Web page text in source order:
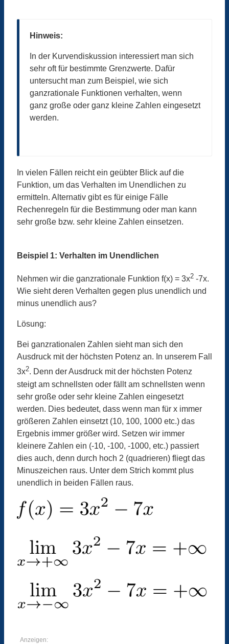
Hinweis:
In der Kurvendiskussion interessiert man sich
sehr oft für bestimmte Grenzwerte. Dafür
untersucht man zum Beispiel, wie sich
ganzrationale Funktionen verhalten, wenn
ganz große oder ganz kleine Zahlen eingesetzt
werden.
In vielen Fällen reicht ein geübter Blick auf die
Funktion, um das Verhalten im Unendlichen zu
ermitteln. Alternativ gibt es für einige Fälle
Rechenregeln für die Bestimmung oder man kann
sehr große bzw. sehr kleine Zahlen einsetzen.
Beispiel 1: Verhalten im Unendlichen
Nehmen wir die ganzrationale Funktion f(x) = 3x2 -7x.
Wie sieht deren Verhalten gegen plus unendlich und
minus unendlich aus?
Lösung:
Bei ganzrationalen Zahlen sieht man sich den
Ausdruck mit der höchsten Potenz an. In unserem Fall
3x2. Denn der Ausdruck mit der höchsten Potenz
steigt am schnellsten oder fällt am schnellsten wenn
sehr große oder sehr kleine Zahlen eingesetzt
werden. Dies bedeutet, dass wenn man für x immer
größeren Zahlen einsetzt (10, 100, 1000 etc.) das
Ergebnis immer größer wird. Setzen wir immer
kleinere Zahlen ein (-10, -100, -1000, etc.) passiert
dies auch, denn durch hoch 2 (quadrieren) fliegt das
Minuszeichen raus. Unter dem Strich kommt plus
unendlich in beiden Fällen raus.
Anzeigen: